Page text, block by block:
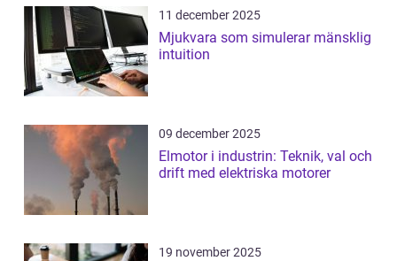
11 december 2025
Mjukvara som simulerar mänsklig
intuition
09 december 2025
Elmotor i industrin: Teknik, val och
drift med elektriska motorer
19 november 2025